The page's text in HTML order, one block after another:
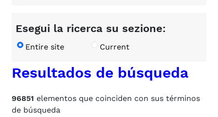
Esegui la ricerca su sezione:
Entire site Current
Resultados de búsqueda
96851 elementos que coinciden con sus términos
de búsqueda